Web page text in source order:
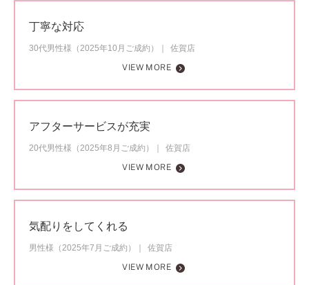
丁寧な対応
30代男性様（2025年10月ご成約）
佐賀店
VIEW MORE
アフターサービスが充実
20代男性様（2025年8月ご成約）
佐賀店
VIEW MORE
気配りをしてくれる
男性様（2025年7月ご成約）
佐賀店
VIEW MORE